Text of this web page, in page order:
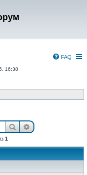
FAQ
16:38
ПоискРасширенный
1